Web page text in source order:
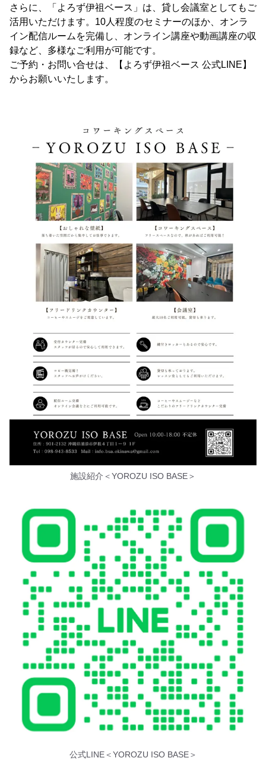
さらに、「よろず伊祖ベース」は、貸し会議室としてもご
活用いただけます。10人程度のセミナーのほか、オンラ
イン配信ルームを完備し、オンライン講座や動画講座の収
録など、多様なご利用が可能です。
ご予約・お問い合せは、【よろず伊祖ベース 公式LINE】
からお願いいたします。
施設紹介＜YOROZU ISO BASE＞
公式LINE＜YOROZU ISO BASE＞